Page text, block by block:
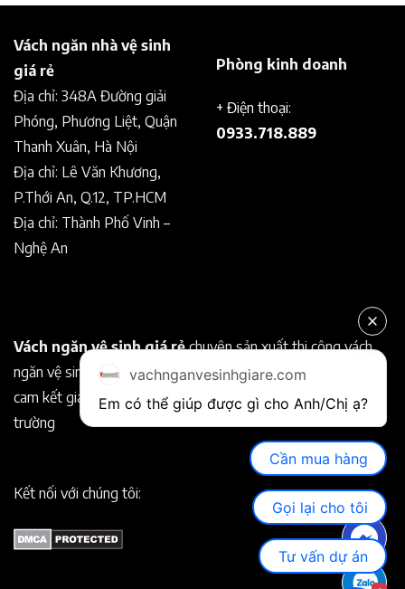
Vách ngăn nhà vệ sinh
giá rẻ
Địa chỉ: 348A Đường giải
Phóng, Phương Liệt, Quận
Thanh Xuân, Hà Nội
Địa chỉ: Lê Văn Khương,
P.Thới An, Q.12, TP.HCM
Địa chỉ: Thành Phố Vinh –
Nghệ An
Phòng kinh doanh
+ Điện thoại:
0933.718.889
Vách ngăn vệ sinh giá rẻchuyên sản xuất thi công vách
ngăn vệ sinh Compact chất lượng tốt. Chuyên nghiệp, uy tín
cam kết giá rẻ hơn so với các nhà cung cấp khác trên thị
trường
Kết nối với chúng tôi:
vachnganvesinhgiare.com
Cần mua hàng
Gọi lại cho tôi
Tư vấn dự án